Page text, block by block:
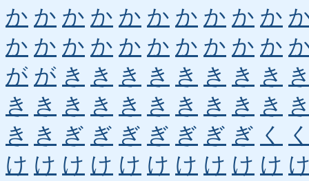
か か か か か か か か か か
か か か か か か か か か か
が が き き き き き き き き
き き き き き き き き き き
き き ぎ ぎ ぎ ぎ ぎ ぎ ぎ く
け け け け け け け け け け